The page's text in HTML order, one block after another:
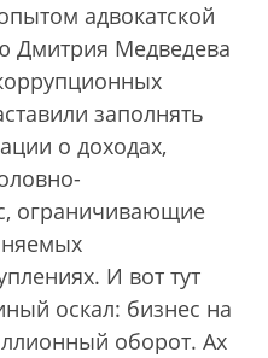
адвокатской
Дмитрия Медведева
заполнять
о доходах,
ограничивающие
И вот тут
оскал: бизнес на
оборот. Ах